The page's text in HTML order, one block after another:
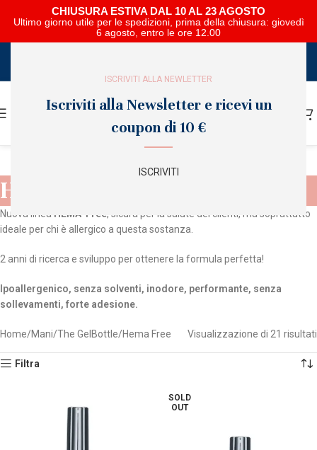
ISCRIVITI ALLA NEWLETTER
Iscriviti alla Newsletter e ricevi un
coupon di 10 €
ISCRIVITI
CHIUSURA ESTIVA DAL 10 AL 23 AGOSTO
Ultimo giorno utile per le spedizioni, prima della chiusura: giovedì
6 agosto, entro le ore 12.00
Hema Free
Nuova linea HEMA-Free, sicura per la salute dei clienti, ma soprattutto
ideale per chi è allergico a questa sostanza.
2 anni di ricerca e sviluppo per ottenere la formula perfetta!
Ipoallergenico, senza solventi, inodore, performante, senza
sollevamenti, forte adesione.
Home Mani The GelBottle Hema Free Visualizzazione di 21 risultati
Filtra
SOLD
OUT